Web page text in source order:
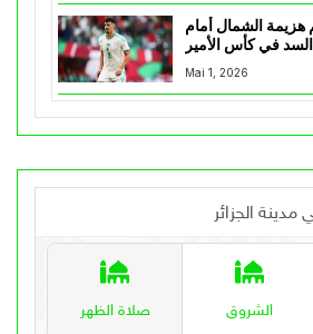
الشمال أمام
السد في كأس الأمير
Mai 1, 2026